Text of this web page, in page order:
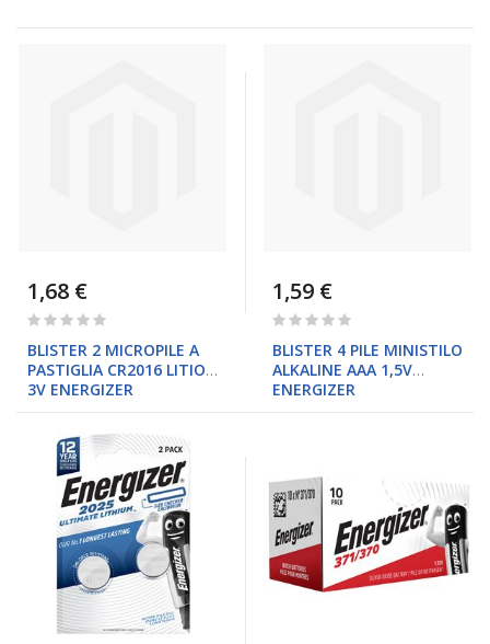
1,68 €
Rating:
BLISTER 2 MICROPILE A
PASTIGLIA CR2016 LITIO
3V ENERGIZER
1,59 €
Rating:
BLISTER 4 PILE MINISTILO
ALKALINE AAA 1,5V
ENERGIZER